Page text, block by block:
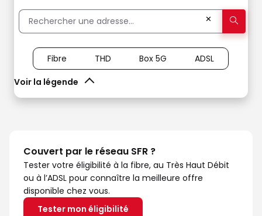
✕
Voir la légende
Fibre THD Box 5G ADSL
Couvert par le réseau SFR ?
Tester votre éligibilité à la fibre, au Très Haut Débit
ou à l’ADSL pour connaître la meilleure offre
disponible chez vous.
Tester mon éligibilité